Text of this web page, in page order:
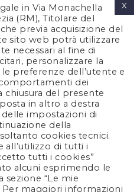
POLICY
POLICY
NOTES
US
in Via Monachella
(RM), Titolare del
previa acquisizione del
sito web potrà utilizzare
necessari al fine di
personalizzare la
preferenze dell’utente e
dei
chiusura del presente
in altro a destra
impostazioni di
della
cookies tecnici.
all’utilizzo di tutti i
tutti i cookies”
alcuni esprimendo le
“Le mie
Per maggiori informazioni
X